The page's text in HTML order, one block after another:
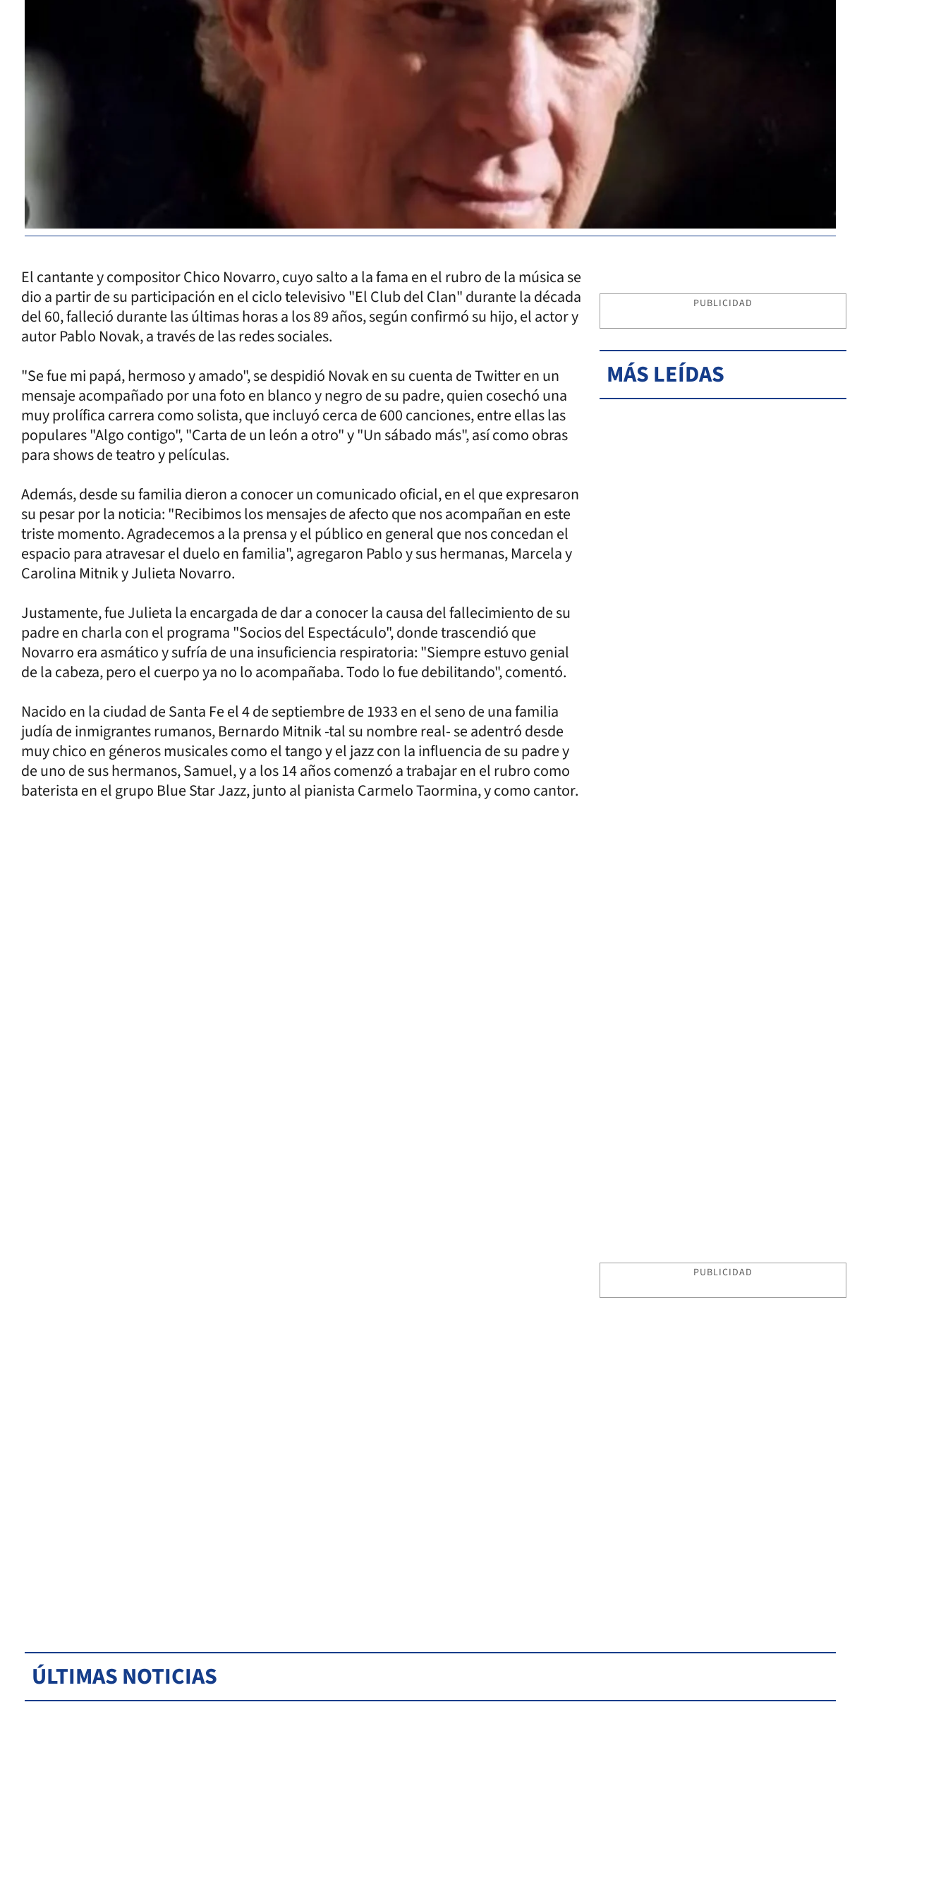
El cantante y compositor Chico Novarro, cuyo salto a la fama en el rubro de la música se
dio a partir de su participación en el ciclo televisivo "El Club del Clan" durante la década
del 60, falleció durante las últimas horas a los 89 años, según confirmó su hijo, el actor y
autor Pablo Novak, a través de las redes sociales.
"Se fue mi papá, hermoso y amado", se despidió Novak en su cuenta de Twitter en un
mensaje acompañado por una foto en blanco y negro de su padre, quien cosechó una
muy prolífica carrera como solista, que incluyó cerca de 600 canciones, entre ellas las
populares "Algo contigo", "Carta de un león a otro" y "Un sábado más", así como obras
para shows de teatro y películas.
Además, desde su familia dieron a conocer un comunicado oficial, en el que expresaron
su pesar por la noticia: "Recibimos los mensajes de afecto que nos acompañan en este
triste momento. Agradecemos a la prensa y el público en general que nos concedan el
espacio para atravesar el duelo en familia", agregaron Pablo y sus hermanas, Marcela y
Carolina Mitnik y Julieta Novarro.
Justamente, fue Julieta la encargada de dar a conocer la causa del fallecimiento de su
padre en charla con el programa "Socios del Espectáculo", donde trascendió que
Novarro era asmático y sufría de una insuficiencia respiratoria: "Siempre estuvo genial
de la cabeza, pero el cuerpo ya no lo acompañaba. Todo lo fue debilitando", comentó.
Nacido en la ciudad de Santa Fe el 4 de septiembre de 1933 en el seno de una familia
judía de inmigrantes rumanos, Bernardo Mitnik -tal su nombre real- se adentró desde
muy chico en géneros musicales como el tango y el jazz con la influencia de su padre y
de uno de sus hermanos, Samuel, y a los 14 años comenzó a trabajar en el rubro como
baterista en el grupo Blue Star Jazz, junto al pianista Carmelo Taormina, y como cantor.
PUBLICIDAD
MÁS LEÍDAS
PUBLICIDAD
ÚLTIMAS NOTICIAS